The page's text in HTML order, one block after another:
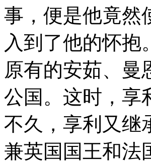
事，便是他竟然
入到了他的怀抱
原有的安茹、曼
公国。这时，享
不久，享利又继
兼英国国王和法